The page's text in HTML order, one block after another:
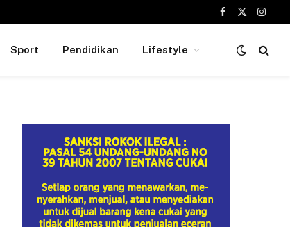
Facebook
X
Sport Pendidikan Lifestyle